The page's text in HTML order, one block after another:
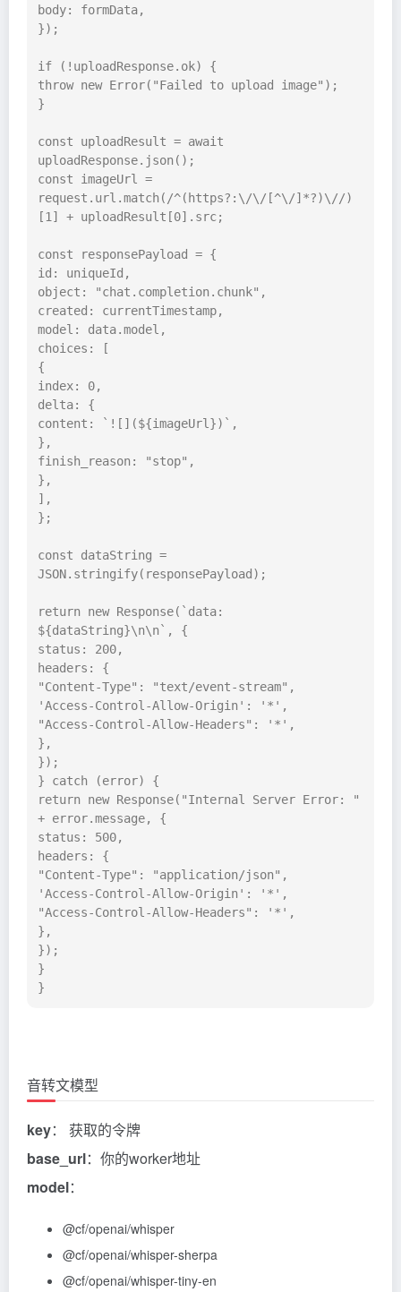
body: formData,
});
if (!uploadResponse.ok) {
throw new Error("Failed to upload image");
}
const uploadResult = await
uploadResponse.json();
const imageUrl =
request.url.match(/^(https?:\/\/[^\/]*?)\//)
[1] + uploadResult[0].src;
const responsePayload = {
id: uniqueId,
object: "chat.completion.chunk",
created: currentTimestamp,
model: data.model,
choices: [
{
index: 0,
delta: {
content: `![](${imageUrl})`,
},
finish_reason: "stop",
},
],
};
const dataString =
JSON.stringify(responsePayload);
return new Response(`data:
${dataString}\n\n`, {
status: 200,
headers: {
"Content-Type": "text/event-stream",
'Access-Control-Allow-Origin': '*',
"Access-Control-Allow-Headers": '*',
},
});
} catch (error) {
return new Response("Internal Server Error: "
+ error.message, {
status: 500,
headers: {
"Content-Type": "application/json",
'Access-Control-Allow-Origin': '*',
"Access-Control-Allow-Headers": '*',
},
});
}
}
音转文模型
key： 获取的令牌
base_url：你的worker地址
model：
@cf/openai/whisper
@cf/openai/whisper-sherpa
@cf/openai/whisper-tiny-en